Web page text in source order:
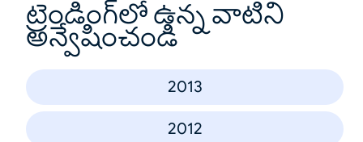
ట్రెండింగ్‌లో ఉన్న వాటిని
అన్వేషించండి
2013
2012